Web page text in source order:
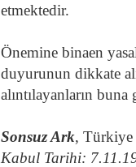
etmektedir.
Önemine binaen
duyurunun dikkate
alıntılayanların
Sonsuz Ark, Türkiye
Kabul Tarihi: